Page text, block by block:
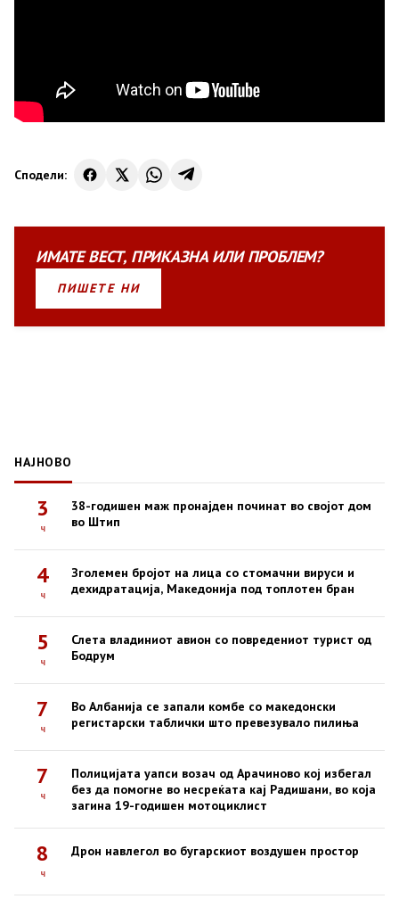
Сподели:
ИМАТЕВЕСТ, ПРИКАЗНАИЛИПРОБЛЕМ?
ПИШЕТЕ НИ
НАЈНОВО
3
ч
38-годишен маж пронајден починат во својот дом
во Штип
4
ч
Зголемен бројот на лица со стомачни вируси и
дехидратација, Македонија под топлотен бран
5
ч
Слета владиниот авион со повредениот турист од
Бодрум
7
ч
Во Албанија се запали комбе со македонски
регистарски таблички што превезувало пилиња
7
ч
Полицијата уапси возач од Арачиново кој избегал
без да помогне во несреќата кај Радишани, во која
загина 19-годишен мотоциклист
8
ч
Дрон навлегол во бугарскиот воздушен простор